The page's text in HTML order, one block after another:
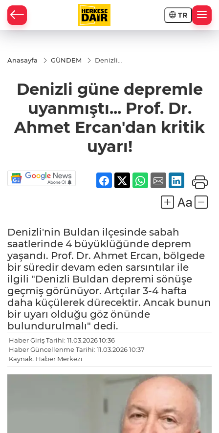
TR
Anasayfa GÜNDEM
Denizli
uyanmıştı...
Prof. Dr.
Ercan'dan
kritik uyarı!
Denizli güne depremle
uyanmıştı... Prof. Dr.
Ahmet Ercan'dan kritik
uyarı!
Denizli'nin Buldan ilçesinde sabah
saatlerinde 4 büyüklüğünde deprem
yaşandı. Prof. Dr. Ahmet Ercan, bölgede
bir süredir devam eden sarsıntılar ile
ilgili "Denizli Buldan depremi sönüşe
geçmiş görünüyor. Artçılar 3-4 hafta
daha küçülerek dürecektir. Ancak bunun
bir uyarı olduğu göz önünde
bulundurulmalı" dedi.
Haber Giriş Tarihi: 11.03.2026 10:36
Haber Güncellenme Tarihi: 11.03.2026 10:37
Kaynak: Haber Merkezi